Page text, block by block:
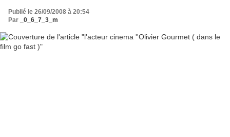
Publié le 26/09/2008 à 20:54
Par
_0_6_7_3_m